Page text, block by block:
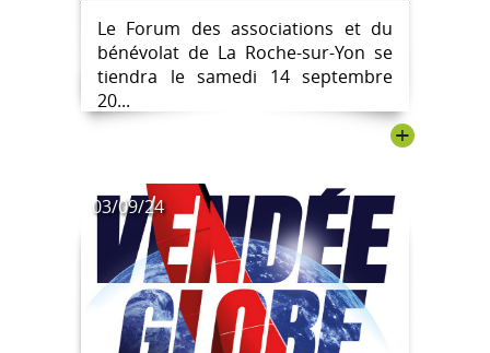
"Faites du sport" le samedi 14
septembre 2024
Le Forum des associations et du
bénévolat de La Roche-sur-Yon se
tiendra le samedi 14 septembre
20...
+
03/09/24